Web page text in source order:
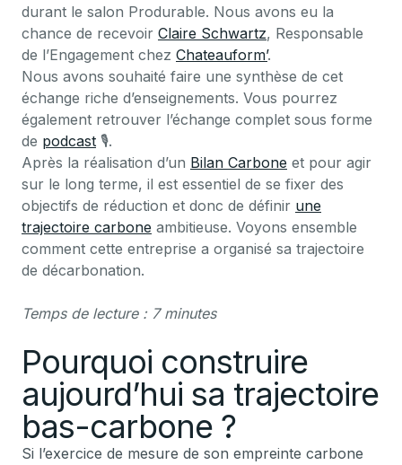
durant le salon Produrable. Nous avons eu la
chance de recevoir Claire Schwartz, Responsable
de l’Engagement chez Chateauform’.
Nous avons souhaité faire une synthèse de cet
échange riche d’enseignements. Vous pourrez
également retrouver l’échange complet sous forme
de podcast 🎙️.
Après la réalisation d’un Bilan Carbone et pour agir
sur le long terme, il est essentiel de se fixer des
objectifs de réduction et donc de définir une
trajectoire carbone ambitieuse. Voyons ensemble
comment cette entreprise a organisé sa trajectoire
de décarbonation.
Temps de lecture : 7 minutes
Pourquoi construire
aujourd’hui sa trajectoire
bas-carbone ?
Si l’exercice de mesure de son empreinte carbone